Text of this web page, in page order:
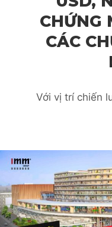
CHỨNG
CÁC
Với vị trí chiến